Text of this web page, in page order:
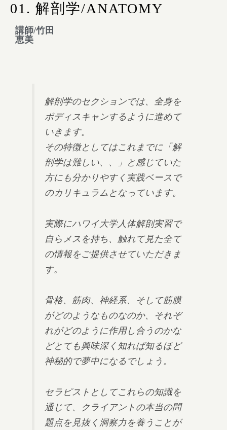
01. 解剖学/ANATOMY
講師/竹田
恵美
解剖学のセクションでは、全身を
ボディスキャンするように進めて
いきます。
その特徴としてはこれまでに「解
剖学は難しい、、」と感じていた
方にも分かりやすく実践ベースで
のカリキュラムとなっています。
実際にハワイ大学人体解剖実習で
自らメスを持ち、触れて見た全て
の情報をご提供させていただきま
す。
骨格、筋肉、神経系、そして筋膜
がどのようなものなのか、それぞ
れがどのように作用し合うのかな
どとても興味深く知れば知るほど
神秘的で夢中になるでしょう。
セラピストとしてこれらの知識を
通じて、クライアントの本当の問
題点を見抜く洞察力を養うことが